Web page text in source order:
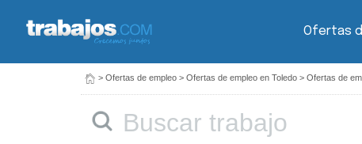
Ofertas
> Ofertas de empleo > Ofertas de empleo en Toledo > Ofertas de